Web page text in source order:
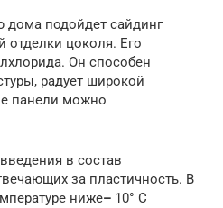
подойдет сайдинг
цоколя. Его
Он способен
радует широкой
панели можно
в состав
за пластичность. В
ниже– 10° C